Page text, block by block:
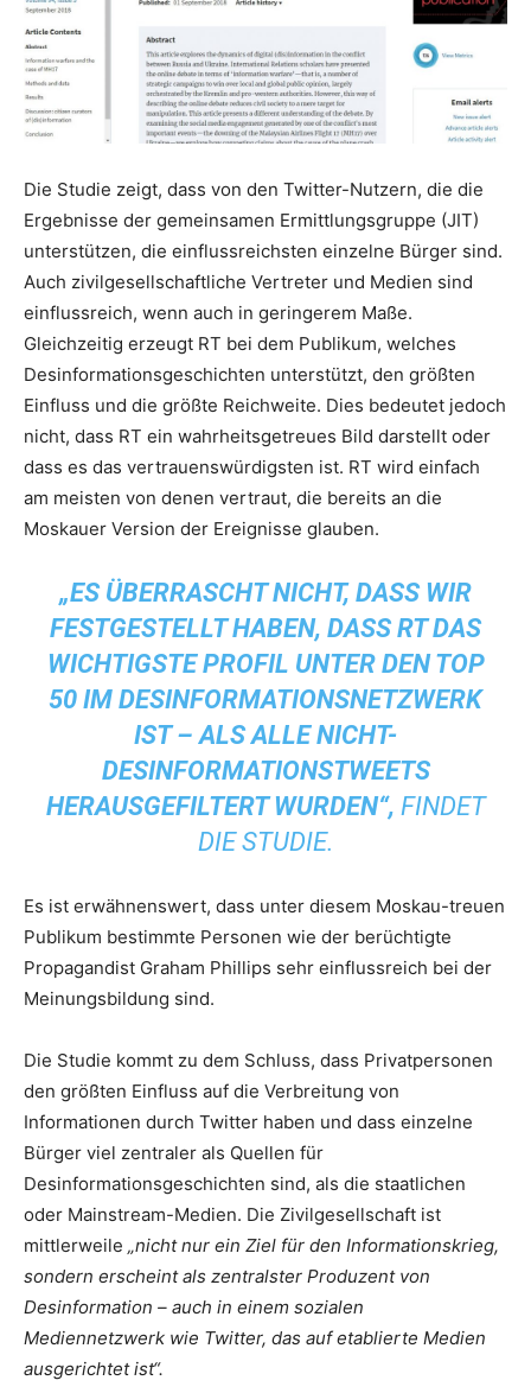
Die Studie zeigt, dass von den Twitter-Nutzern, die die
Ergebnisse der gemeinsamen Ermittlungsgruppe (JIT)
unterstützen, die einflussreichsten einzelne Bürger sind.
Auch zivilgesellschaftliche Vertreter und Medien sind
einflussreich, wenn auch in geringerem Maße.
Gleichzeitig erzeugt RT bei dem Publikum, welches
Desinformationsgeschichten unterstützt, den größten
Einfluss und die größte Reichweite. Dies bedeutet jedoch
nicht, dass RT ein wahrheitsgetreues Bild darstellt oder
dass es das vertrauenswürdigsten ist. RT wird einfach
am meisten von denen vertraut, die bereits an die
Moskauer Version der Ereignisse glauben.
„ES ÜBERRASCHT NICHT, DASS WIR
FESTGESTELLT HABEN, DASS RT DAS
WICHTIGSTE PROFIL UNTER DEN TOP
50 IM DESINFORMATIONSNETZWERK
IST – ALS ALLE NICHT-
DESINFORMATIONSTWEETS
HERAUSGEFILTERT WURDEN“, FINDET
DIE STUDIE.
Es ist erwähnenswert, dass unter diesem Moskau-treuen
Publikum bestimmte Personen wie der berüchtigte
Propagandist Graham Phillips sehr einflussreich bei der
Meinungsbildung sind.
Die Studie kommt zu dem Schluss, dass Privatpersonen
den größten Einfluss auf die Verbreitung von
Informationen durch Twitter haben und dass einzelne
Bürger viel zentraler als Quellen für
Desinformationsgeschichten sind, als die staatlichen
oder Mainstream-Medien. Die Zivilgesellschaft ist
mittlerweile „nicht nur ein Ziel für den Informationskrieg,
sondern erscheint als zentralster Produzent von
Desinformation – auch in einem sozialen
Mediennetzwerk wie Twitter, das auf etablierte Medien
ausgerichtet ist“.